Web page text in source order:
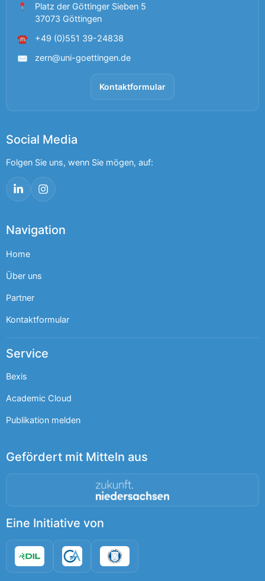
Platz der Göttinger Sieben 5
37073 Göttingen
☎
+49 (0)551 39-24838
✉
zern@uni-goettingen.de
Kontaktformular
Social Media
Folgen Sie uns, wenn Sie mögen, auf:
LinkedInInstagram
Navigation
Home
Über uns
Partner
Kontaktformular
Service
Bexis
Academic Cloud
Publikation melden
Gefördert mit Mitteln aus
Eine Initiative von